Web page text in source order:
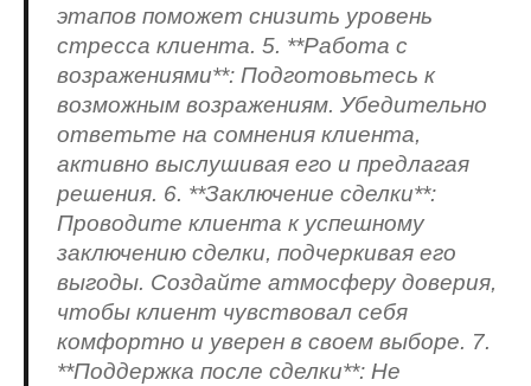
этапов поможет снизить уровень
стресса клиента. 5. **Работа с
возражениями**: Подготовьтесь к
возможным возражениям. Убедительно
ответьте на сомнения клиента,
активно выслушивая его и предлагая
решения. 6. **Заключение сделки**:
Проводите клиента к успешному
заключению сделки, подчеркивая его
выгоды. Создайте атмосферу доверия,
чтобы клиент чувствовал себя
комфортно и уверен в своем выборе. 7.
**Поддержка после сделки**: Не